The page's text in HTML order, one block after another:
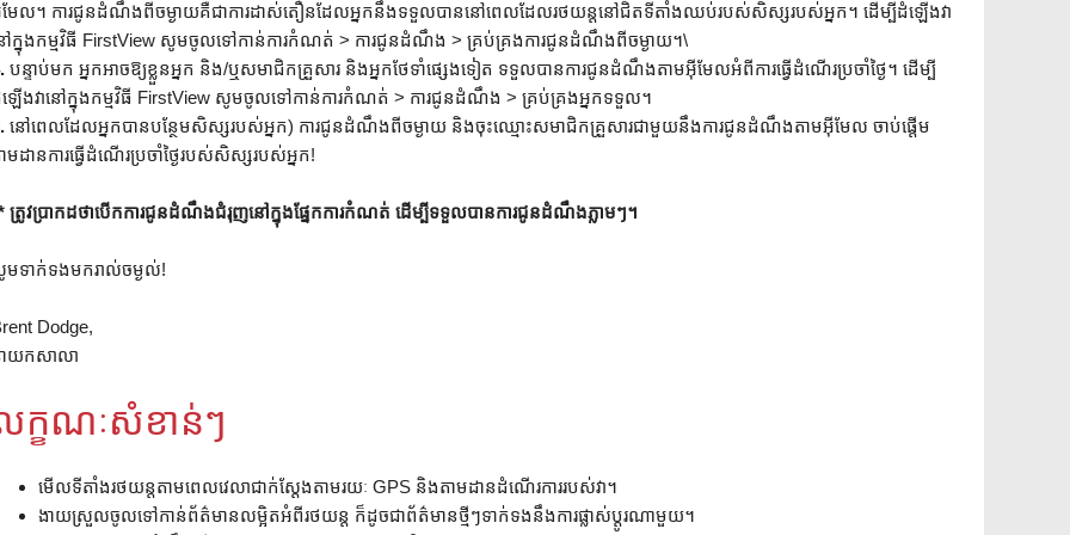
ែល។ ការជូនដំណឹងពីចម្ងាយគឺជាការដាស់តឿនដែលអ្នកនឹងទទួលបាននៅពេលដែលរថយន្តនៅជិតទីតាំងឈប់របស់សិស្សរបស់អ្នក។ ដើម្បីដំឡើងវា
ក្នុងកម្មវិធី FirstView សូមចូលទៅកាន់ការកំណត់ > ការជូនដំណឹង > គ្រប់គ្រងការជូនដំណឹងពីចម្ងាយ។\
បន្ទាប់មក អ្នកអាចឱ្យខ្លួនអ្នក និង/ឬសមាជិកគ្រួសារ និងអ្នកថែទាំផ្សេងទៀត ទទួលបានការជូនដំណឹងតាមអ៊ីមែលអំពីការធ្វើដំណើរប្រចាំថ្ងៃ។ ដើម្បី
ើងវានៅក្នុងកម្មវិធី FirstView សូមចូលទៅកាន់ការកំណត់ > ការជូនដំណឹង > គ្រប់គ្រងអ្នកទទួល។
នៅពេលដែលអ្នកបានបន្ថែមសិស្សរបស់អ្នក) ការជូនដំណឹងពីចម្ងាយ និងចុះឈ្មោះសមាជិកគ្រួសារជាមួយនឹងការជូនដំណឹងតាមអ៊ីមែល ចាប់ផ្តើម
មដានការធ្វើដំណើរប្រចាំថ្ងៃរបស់សិស្សរបស់អ្នក!
ត្រូវប្រាកដថាបើកការជូនដំណឹងជំរុញនៅក្នុងផ្នែកការកំណត់ ដើម្បីទទួលបានការជូនដំណឹងភ្លាមៗ។
ទាក់ទងមករាល់ចម្ងល់!
Dodge,
យកសាលា
ក្ខណៈសំខាន់ៗ
មើលទីតាំងរថយន្តតាមពេលវេលាជាក់ស្តែងតាមរយៈ GPS និងតាមដានដំណើរការរបស់វា។
ងាយស្រួលចូលទៅកាន់ព័ត៌មានលម្អិតអំពីរថយន្ត ក៏ដូចជាព័ត៌មានថ្មីៗទាក់ទងនឹងការផ្លាស់ប្តូរណាមួយ។